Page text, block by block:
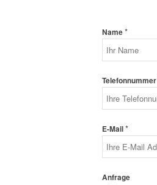
Name*
Telefonnummer
E-Mail*
Anfrage